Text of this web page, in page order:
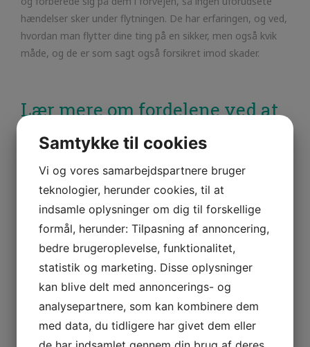
hændelser sker under flytningen. De har erfaringen, og ved,
hvordan man flytter dine ting på en sikker, men også kvik
måde, og de er som sagt også forsikret imod skader.
Lær mere om fordelene ved at
kontakte en kloakmester i
3 years ago Niels Jensen Leave a comment
Samtykke til cookies
Vi og vores samarbejdspartnere bruger
teknologier, herunder cookies, til at
indsamle oplysninger om dig til forskellige
formål, herunder: Tilpasning af annoncering,
bedre brugeroplevelse, funktionalitet,
statistik og marketing. Disse oplysninger
kan blive delt med annoncerings- og
analysepartnere, som kan kombinere dem
med data, du tidligere har givet dem eller